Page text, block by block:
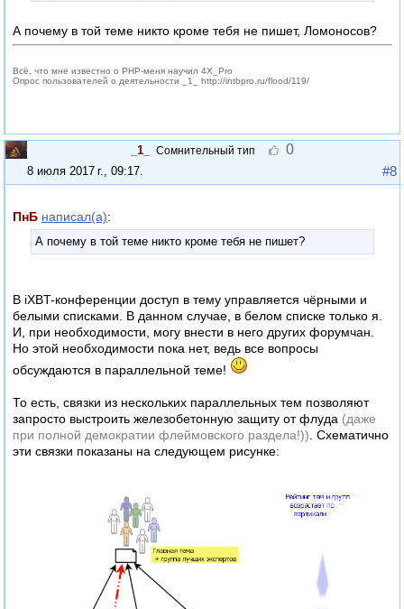
А почему в той теме никто кроме тебя не пишет, Ломоносов?
Всё, что мне известно о PHP-меня научил 4X_Pro
Опрос пользователей о деятельности _1_ http://intbpro.ru/flood/119/
_1_ Сомнительный тип 0
8 июля 2017 г., 09:17 #8
ПнБ написал(а):
А почему в той теме никто кроме тебя не пишет?
В iXBT-конференции доступ в тему управляется чёрными и
белыми списками. В данном случае, в белом списке только я.
И, при необходимости, могу внести в него других форумчан.
Но этой необходимости пока нет, ведь все вопросы
обсуждаются в параллельной теме!
То есть, связки из нескольких параллельных тем позволяют
запросто выстроить железобетонную защиту от флуда (даже
при полной демократии флеймовского раздела!)) . Схематично
эти связки показаны на следующем рисунке: